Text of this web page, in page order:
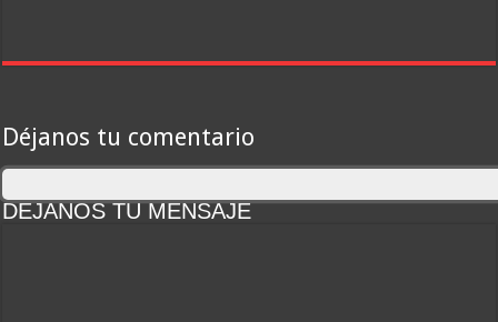
Déjanos tu comentario
DEJANOS TU MENSAJE